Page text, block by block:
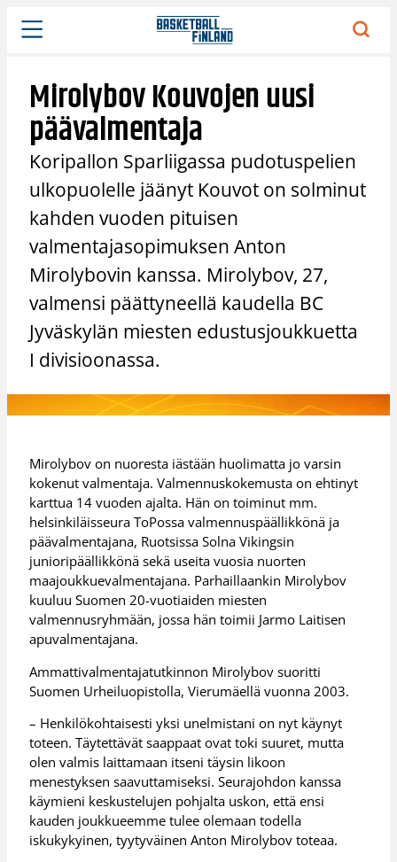
Siirry
sisältöön
Mirolybov Kouvojen uusi
päävalmentaja
Koripallon Sparliigassa pudotuspelien
ulkopuolelle jäänyt Kouvot on solminut
kahden vuoden pituisen
valmentajasopimuksen Anton
Mirolybovin kanssa. Mirolybov, 27,
valmensi päättyneellä kaudella BC
Jyväskylän miesten edustusjoukkuetta
I divisioonassa.
Mirolybov on nuoresta iästään huolimatta jo varsin
kokenut valmentaja. Valmennuskokemusta on ehtinyt
karttua 14 vuoden ajalta. Hän on toiminut mm.
helsinkiläisseura ToPossa valmennuspäällikkönä ja
päävalmentajana, Ruotsissa Solna Vikingsin
junioripäällikkönä sekä useita vuosia nuorten
maajoukkuevalmentajana. Parhaillaankin Mirolybov
kuuluu Suomen 20-vuotiaiden miesten
valmennusryhmään, jossa hän toimii Jarmo Laitisen
apuvalmentajana.
Ammattivalmentajatutkinnon Mirolybov suoritti
Suomen Urheiluopistolla, Vierumäellä vuonna 2003.
– Henkilökohtaisesti yksi unelmistani on nyt käynyt
toteen. Täytettävät saappaat ovat toki suuret, mutta
olen valmis laittamaan itseni täysin likoon
menestyksen saavuttamiseksi. Seurajohdon kanssa
käymieni keskustelujen pohjalta uskon, että ensi
kauden joukkueemme tulee olemaan todella
iskukykyinen, tyytyväinen Anton Mirolybov toteaa.